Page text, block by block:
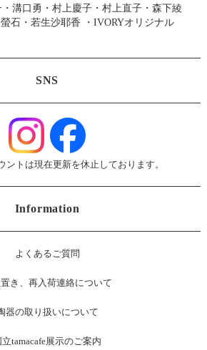
・ 溝口勇 ・ 村上慶子 ・ 村上直子 ・ 森下綾
石・ 若生沙耶香 ・ IVORYオリジナル
SNS
トは現在更新を休止しております。
Information
よくあるご質問
き、再入荷連絡について
器の取り扱いについて
立tamacafe展示のご案内